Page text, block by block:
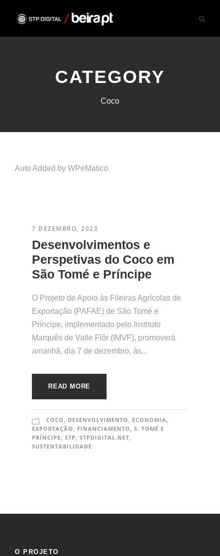
CATEGORY
Coco
Auto Added by WPeMatico
7 DEZEMBRO, 2023
Desenvolvimentos e
Perspetivas do Coco em
São Tomé e Príncipe
O Projeto de Apoio às Fileiras Agrícolas de
Exportação (PAFAE) de São Tomé e
Príncipe, implementado pelo Instituto
Marquês de Valle Flôr (IMVF), promoverá
amanhã, dia 7 de dezembro, às...
READ MORE
COCO , DESENVOLVIMENTO , ECONOMIA,
EXPORTAÇÃO , FINANCIAMENTO , S. TOMÉ E
PRÍNCIPE, STP, STPDIGITAL.NET,
SUSTENTABILIDADE
O PROJETO